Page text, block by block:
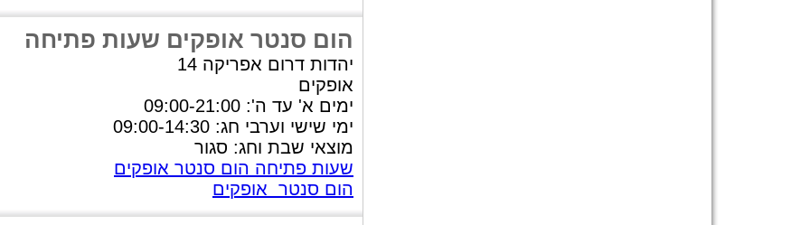
הום סנטר אופקים שעות פתיחה
יהדות דרום אפריקה 14
אופקים
ימים א' עד ה': 09:00-21:00
ימי שישי וערבי חג: 09:00-14:30
מוצאי שבת וחג: סגור
שעות פתיחה הום סנטר אופקים
הום סנטר אופקים